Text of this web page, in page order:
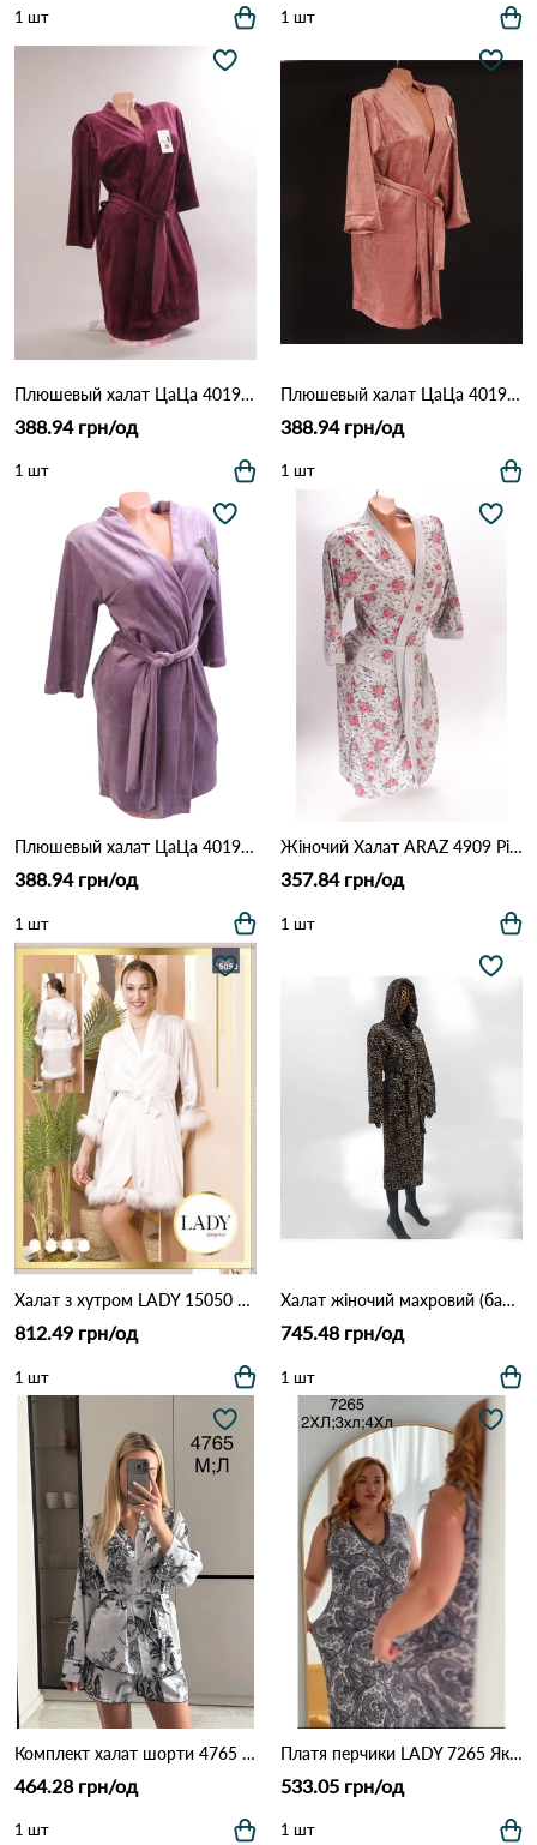
1 шт 1 шт
Плюшевый халат ЦаЦа 4019 Бордовий
388.94 грн/од
1 шт
Плюшевый халат ЦаЦа 4019 Рожевий
388.94 грн/од
1 шт
Плюшевый халат ЦаЦа 4019 Фіолетовий
388.94 грн/од
1 шт
Жіночий Халат ARAZ 4909 Різні кольори
357.84 грн/од
1 шт
Халат з хутром LADY 15050 Білий
812.49 грн/од
1 шт
Халат жіночий махровий (батал) 9906 Дрібний леопард
745.48 грн/од
1 шт
Комплект халат шорти 4765 Сафарі
464.28 грн/од
1 шт
Платя перчики LADY 7265 Як на фото
533.05 грн/од
1 шт